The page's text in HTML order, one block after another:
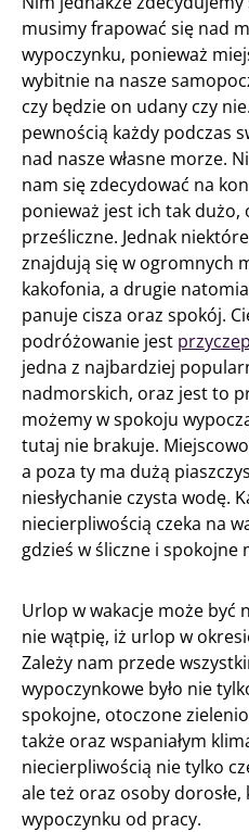
musimy frapować się nad
wypoczynku, ponieważ
wybitnie na nasze
czy będzie on udany czy
pewnością każdy podczas
nad nasze własne morze.
nam się zdecydować na
ponieważ jest ich tak dużo,
prześliczne. Jednak
znajdują się w ogromnych
kakofonia, a drugie
panuje cisza oraz spokój.
podróżowanie jest
jedna z najbardziej
nadmorskich, oraz jest to
możemy w spokoju
tutaj nie brakuje.
a poza ty ma dużą
niesłychanie czysta wodę.
niecierpliwością czeka na
gdzieś w śliczne i spokojne
Urlop w wakacje może być
nie wątpię, iż urlop w
Zależy nam przede
wypoczynkowe było nie
spokojne, otoczone
także oraz wspaniałym
niecierpliwością nie tylko
ale też oraz osoby
wypoczynku od pracy.